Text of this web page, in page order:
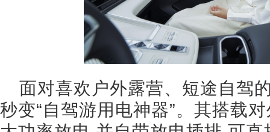
面对喜欢户外露营、短途自驾
秒变“自驾游用电神器”。其搭载